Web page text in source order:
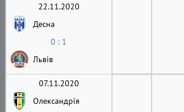
22.11.2020
Десна
0 : 1
Львів
07.11.2020
Олександрія